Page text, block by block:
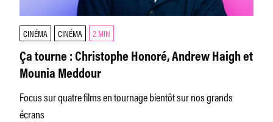
CINÉMA CINÉMA 2 MIN
Ça tourne : Christophe Honoré, Andrew Haigh et
Mounia Meddour
Focus sur quatre films en tournage bientôt sur nos grands
écrans